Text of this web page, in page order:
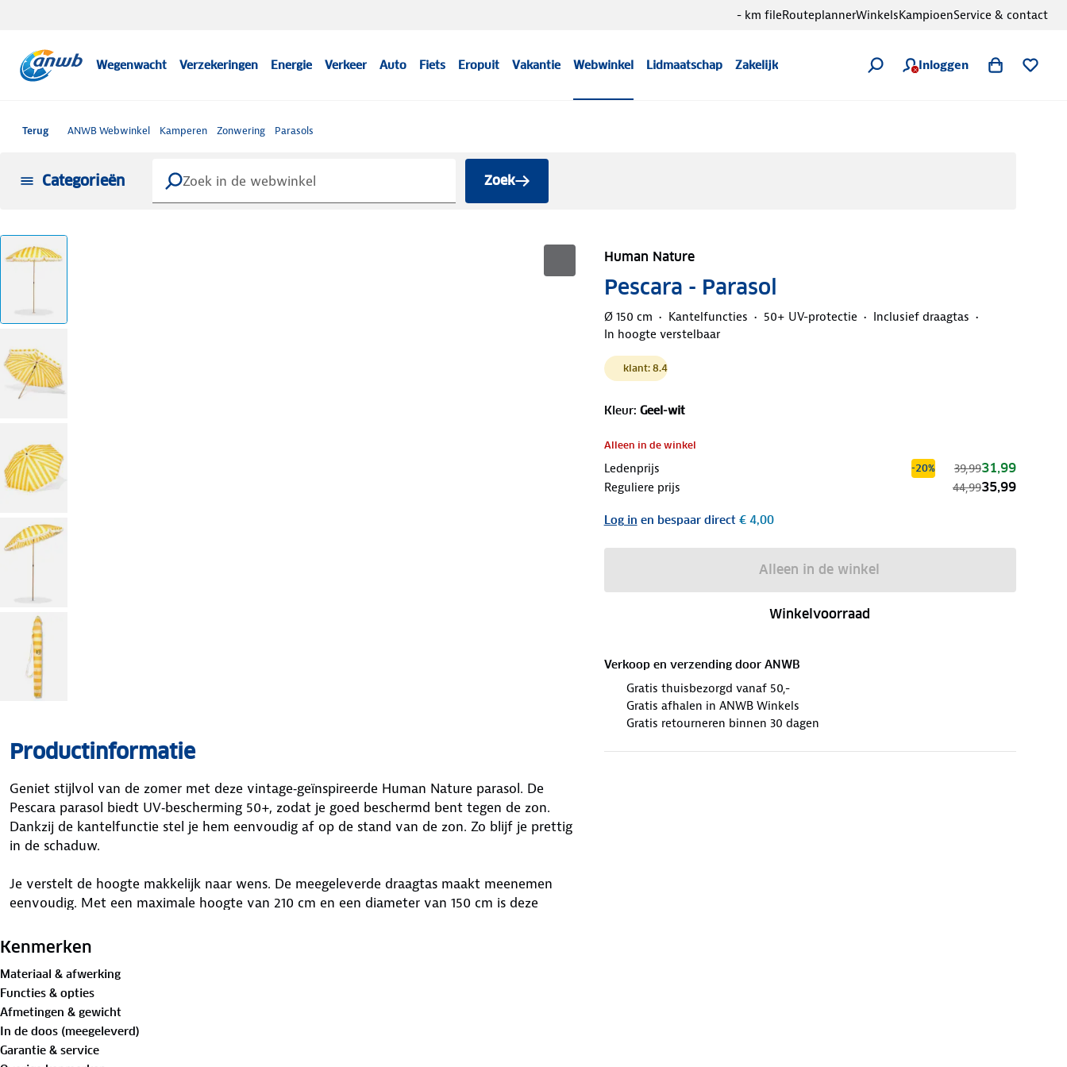
Wegenwacht Verzekeringen Energie Verkeer Auto Fiets Eropuit Vakantie Webwinkel Lidmaatschap Zakelijk Inloggen
- km fileRouteplannerWinkelsKampioenService & contact
Terug ANWB Webwinkel Kamperen Zonwering Parasols
Categorieën Zoek
Human Nature
Pescara - Parasol
Ø 150 cm Kantelfuncties 50+ UV-protectie
Inclusief draagtas
In hoogte verstelbaar
klant: 8.4
Kleur: Geel-wit
Alleen in de winkel
Ledenprijs -20% 39,9931,99
Reguliere prijs 44,9935,99
Log in en bespaar direct€ 4,00
Alleen in de winkel
Winkelvoorraad
Verkoop en verzending door ANWB
Gratis thuisbezorgd vanaf 50,-
Gratis afhalen in ANWB Winkels
Gratis retourneren binnen 30 dagen
Productinformatie
Geniet stijlvol van de zomer met deze vintage‑geïnspireerde Human Nature parasol. De
Pescara parasol biedt UV‑bescherming 50+, zodat je goed beschermd bent tegen de zon.
Dankzij de kantelfunctie stel je hem eenvoudig af op de stand van de zon. Zo blijf je prettig
in de schaduw.
Je verstelt de hoogte makkelijk naar wens. De meegeleverde draagtas maakt meenemen
eenvoudig. Met een maximale hoogte van 210 cm en een diameter van 150 cm is deze
authentieke vintage uitstraling.
Specificaties parasol
✓ Bescherming tegen felle zon
✓ In hoogte verstelbaar
✓ Max. hoogte: 210 cm
✓ Inclusief draagtas
Kenmerken
Materiaal & afwerking
Functies & opties
Afmetingen & gewicht
In de doos (meegeleverd)
Garantie & service